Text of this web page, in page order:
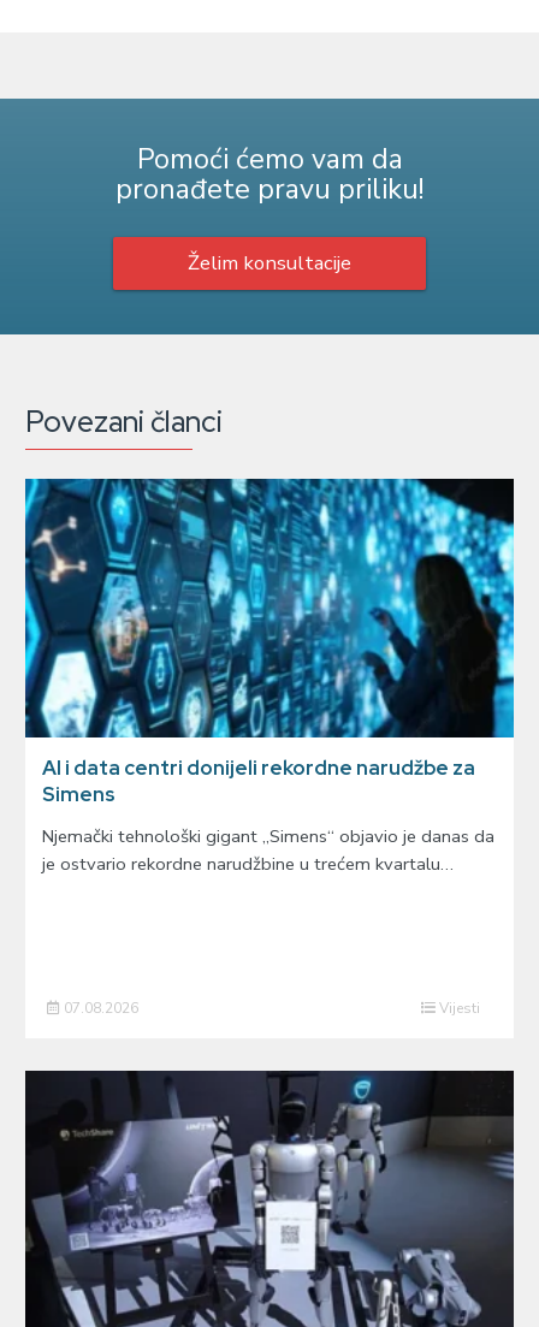
Pomoći ćemo vam da
pronađete pravu priliku!
Želim konsultacije
Povezani članci
AI i data centri donijeli rekordne narudžbe za
Simens
Njemački tehnološki gigant „Simens“ objavio je danas da
je ostvario rekordne narudžbine u trećem kvartalu…
07.08.2026 Vijesti